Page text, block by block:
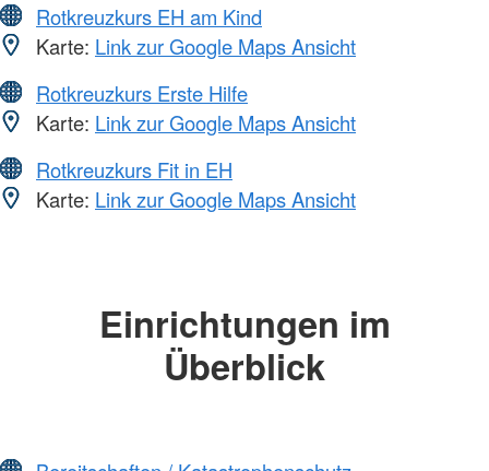
Rotkreuzkurs EH am Kind
Karte: Link zur Google Maps Ansicht
Rotkreuzkurs Erste Hilfe
Karte: Link zur Google Maps Ansicht
Rotkreuzkurs Fit in EH
Karte: Link zur Google Maps Ansicht
Einrichtungen im
Überblick